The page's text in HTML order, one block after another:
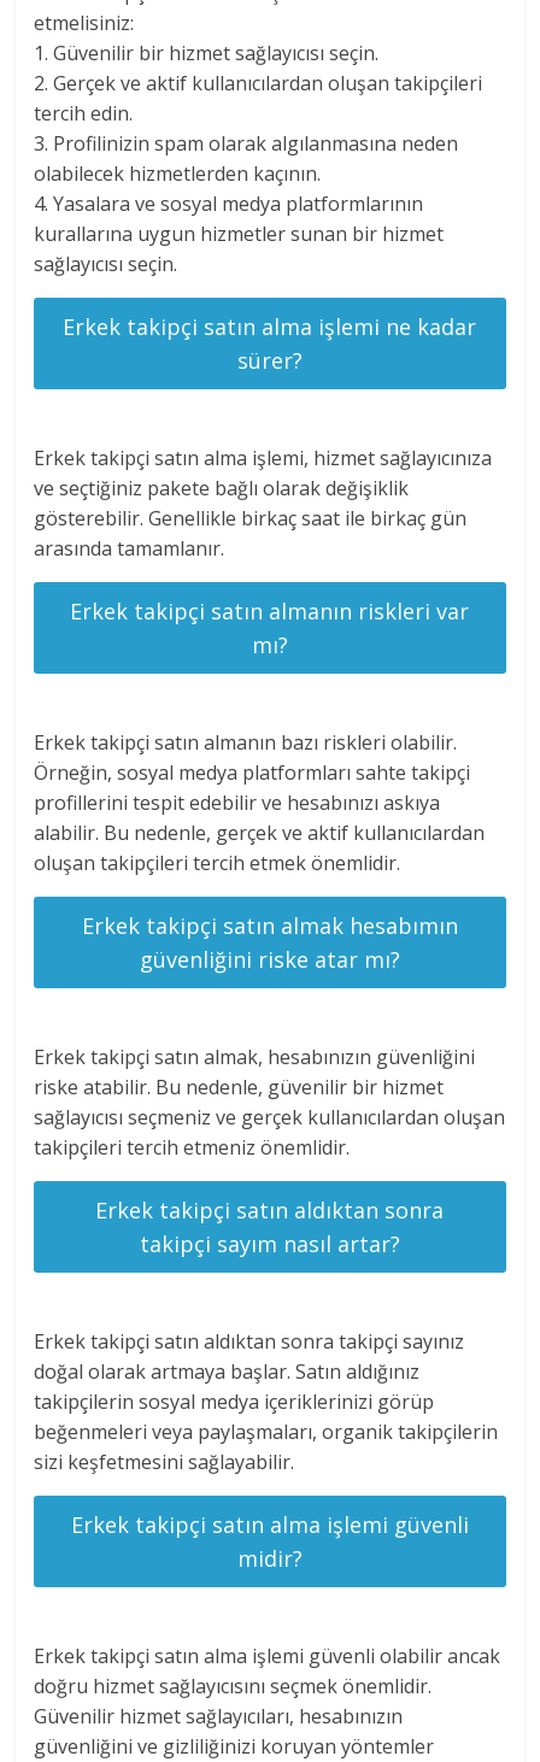
etmelisiniz:
1. Güvenilir bir hizmet sağlayıcısı seçin.
2. Gerçek ve aktif kullanıcılardan oluşan takipçileri
tercih edin.
3. Profilinizin spam olarak algılanmasına neden
olabilecek hizmetlerden kaçının.
4. Yasalara ve sosyal medya platformlarının
kurallarına uygun hizmetler sunan bir hizmet
sağlayıcısı seçin.
Erkek takipçi satın alma işlemi ne kadar
sürer?
Erkek takipçi satın alma işlemi, hizmet sağlayıcınıza
ve seçtiğiniz pakete bağlı olarak değişiklik
gösterebilir. Genellikle birkaç saat ile birkaç gün
arasında tamamlanır.
Erkek takipçi satın almanın riskleri var
mı?
Erkek takipçi satın almanın bazı riskleri olabilir.
Örneğin, sosyal medya platformları sahte takipçi
profillerini tespit edebilir ve hesabınızı askıya
alabilir. Bu nedenle, gerçek ve aktif kullanıcılardan
oluşan takipçileri tercih etmek önemlidir.
Erkek takipçi satın almak hesabımın
güvenliğini riske atar mı?
Erkek takipçi satın almak, hesabınızın güvenliğini
riske atabilir. Bu nedenle, güvenilir bir hizmet
sağlayıcısı seçmeniz ve gerçek kullanıcılardan oluşan
takipçileri tercih etmeniz önemlidir.
Erkek takipçi satın aldıktan sonra
takipçi sayım nasıl artar?
Erkek takipçi satın aldıktan sonra takipçi sayınız
doğal olarak artmaya başlar. Satın aldığınız
takipçilerin sosyal medya içeriklerinizi görüp
beğenmeleri veya paylaşmaları, organik takipçilerin
sizi keşfetmesini sağlayabilir.
Erkek takipçi satın alma işlemi güvenli
midir?
Erkek takipçi satın alma işlemi güvenli olabilir ancak
doğru hizmet sağlayıcısını seçmek önemlidir.
Güvenilir hizmet sağlayıcıları, hesabınızın
güvenliğini ve gizliliğinizi koruyan yöntemler